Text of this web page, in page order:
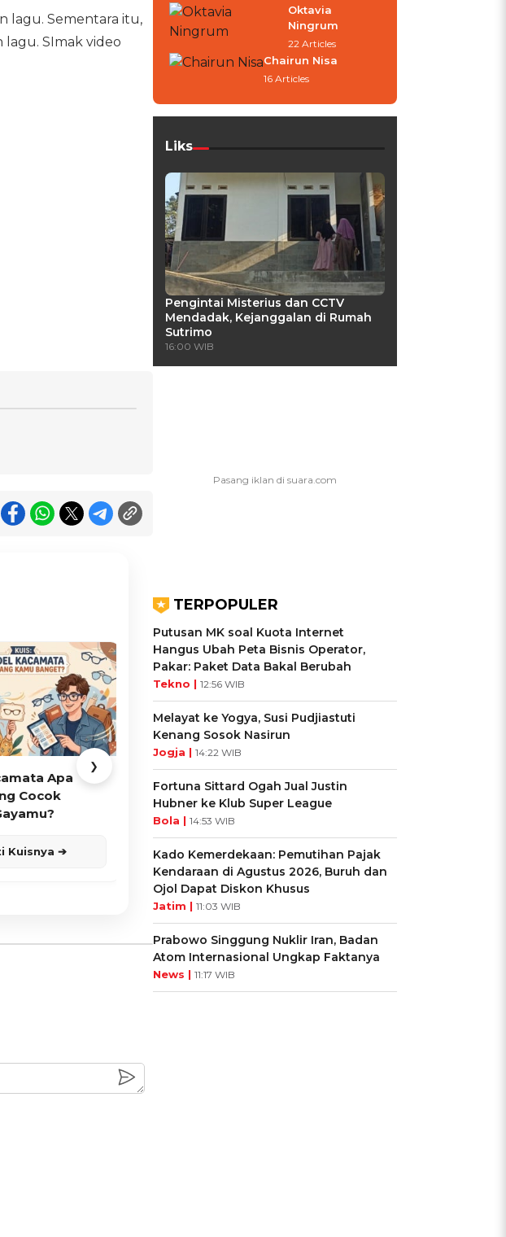
lagu. Sementara itu,
SImak video
Apa
Cocok
Kuisnya ➔
KUIS: Sepatu Mana yang
Cocok dengan
Kepribadianmu?
Ikuti Kuisnya ➔
KUIS: Seberapa Kenal
Kamu dengan Si Zodiak
Ikuti Kuisnya ➔
❯
Oktavia
Ningrum
22 Articles
Chairun Nisa
16 Articles
Liks
Pengintai Misterius dan CCTV
Mendadak, Kejanggalan di Rumah
Sutrimo
16:00 WIB
TERPOPULER
Putusan MK soal Kuota Internet
Hangus Ubah Peta Bisnis Operator,
Pakar: Paket Data Bakal Berubah
Tekno | 12:56 WIB
Melayat ke Yogya, Susi Pudjiastuti
Kenang Sosok Nasirun
Jogja | 14:22 WIB
Fortuna Sittard Ogah Jual Justin
Hubner ke Klub Super League
Bola | 14:53 WIB
Kado Kemerdekaan: Pemutihan Pajak
Kendaraan di Agustus 2026, Buruh dan
Ojol Dapat Diskon Khusus
Jatim | 11:03 WIB
Prabowo Singgung Nuklir Iran, Badan
Atom Internasional Ungkap Faktanya
News | 11:17 WIB